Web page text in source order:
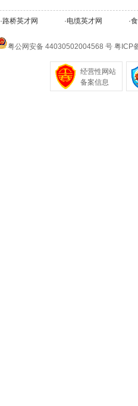
·路桥英才网 ·电缆英才网 ·
粤公网安备 44030502004568 号 粤ICP
经营性网站
备案信息